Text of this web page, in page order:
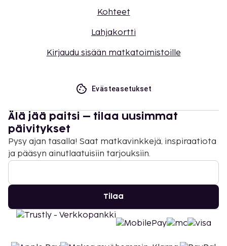
Kohteet
Lahjakortti
Kirjaudu sisään matkatoimistoille
Evästeasetukset
Älä jää paitsi – tilaa uusimmat
päivitykset
Pysy ajan tasalla! Saat matkavinkkejä, inspiraatiota
ja pääsyn ainutlaatuisiin tarjouksiin.
Tilaa